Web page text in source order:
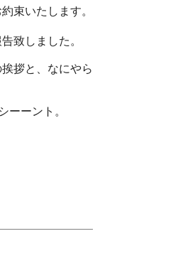
束いたします。
致しました。
拶と、なにやら
ーント。